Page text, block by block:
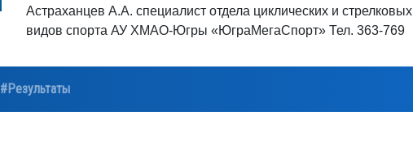
Астраханцев А.А. специалист отдела циклических и стрелковых
видов спорта АУ ХМАО-Югры «ЮграМегаСпорт» Тел. 363-769
#Результаты